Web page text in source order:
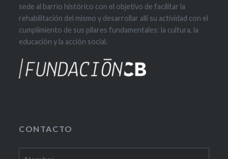
sede al barrio histórico con el objetivo de facilitar la
rehabilitación del mismo y desarrollar allí su actividad con el
cumplimiento de sus pilares fundamentales: la cultura, la
educación y la acción social.
CONTACTO